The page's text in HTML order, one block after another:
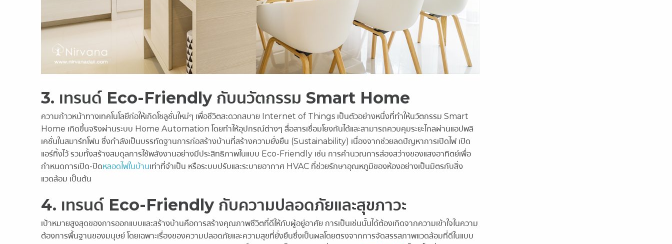
3. เทรนด์ Eco-Friendly กับนวัตกรรม Smart Home
ความก้าวหน้าทางเทคโนโลยีก่อให้เกิดโซลูชั่นใหม่ๆ เพื่อชีวิตสะดวกสบาย Internet of Things เป็นตัวอย่างหนึ่งที่ทำให้นวัตกรรม Smart
Home เกิดขึ้นจริงผ่านระบบ Home Automation โดยทำให้อุปกรณ์ต่างๆ สื่อสารเชื่อมโยงกันได้และสามารถควบคุมระยะไกลผ่านแอปพลิ
เคชั่นในสมาร์ทโฟน ซึ่งกำลังเป็นบรรทัดฐานการก่อสร้างบ้านที่สร้างความยั่งยืน (Sustainability) เนื่องจากช่วยลดปัญหาการเปิดไฟ เปิด
แอร์ทิ้งไว้ รวมทั้งสร้างสมดุลการใช้พลังงานอย่างมีประสิทธิภาพในแบบ Eco-Friendly เช่น การคำนวณการส่องสว่างของแสงอาทิตย์เพื่อ
กำหนดการเปิด-ปิดหลอดไฟในบ้านเท่าที่จำเป็น หรือระบบปรับและระบายอากาศ HVAC ที่ช่วยรักษาอุณหภูมิของห้องอย่างเป็นมิตรกับสิ่ง
แวดล้อม เป็นต้น
4. เทรนด์ Eco-Friendly กับความปลอดภัยและสุขภาวะ
เป้าหมายสูงสุดของการออกแบบและสร้างบ้านคือการสร้างคุณภาพชีวิตที่ดีให้กับผู้อยู่อาศัย การเป็นเช่นนั้นได้ต้องเกิดจากความเข้าใจในความ
ต้องการพื้นฐานของมนุษย์ โดยเฉพาะเรื่องของความปลอดภัยและความสุขที่ยั่งยืนซึ่งเป็นผลโดยตรงจากการจัดสรรสภาพแวดล้อมที่ดีในแบบ